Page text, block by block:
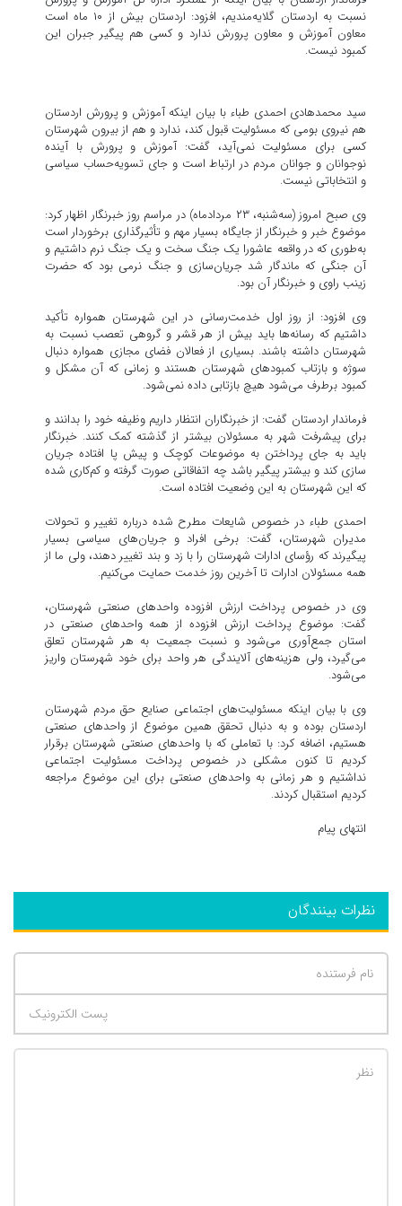
نسبت به اردستان گلایه‌مندیم، افزود: اردستان بیش از ۱۰ ماه است
معاون آموزش و معاون پرورش ندارد و کسی هم پیگیر جبران این
کمبود نیست.
سید محمدهادی احمدی طباء با بیان اینکه آموزش و پرورش اردستان
هم نیروی بومی که مسئولیت قبول کند، ندارد و هم از بیرون شهرستان
کسی برای مسئولیت نمی‌آید، گفت: آموزش و پرورش با آینده
نوجوانان و جوانان مردم در ارتباط است و جای تسویه‌حساب سیاسی
و انتخاباتی نیست.
وی صبح امروز (سه‌شنبه، ۲۳ مردادماه) در مراسم روز خبرنگار اظهار کرد:
موضوع خبر و خبرنگار از جایگاه بسیار مهم و تأثیرگذاری برخوردار است
به‌طوری که در واقعه عاشورا یک جنگ سخت و یک جنگ نرم داشتیم و
آن جنگی که ماندگار شد جریان‌سازی و جنگ نرمی بود که حضرت
زینب راوی و خبرنگار آن بود.
وی افزود: از روز اول خدمت‌رسانی در این شهرستان همواره تأکید
داشتیم که رسانه‌ها باید بیش از هر قشر و گروهی تعصب نسبت به
شهرستان داشته باشند. بسیاری از فعالان فضای مجازی همواره دنبال
سوژه و بازتاب کمبودهای شهرستان هستند و زمانی که آن مشکل و
کمبود برطرف می‌شود هیچ بازتابی داده نمی‌شود.
فرماندار اردستان گفت: از خبرنگاران انتظار داریم وظیفه خود را بدانند و
برای پیشرفت شهر به مسئولان بیشتر از گذشته کمک کنند. خبرنگار
باید به جای پرداختن به موضوعات کوچک و پیش پا افتاده جریان
سازی کند و بیشتر پیگیر باشد چه اتفاقاتی صورت گرفته و کم‌کاری شده
که این شهرستان به این وضعیت افتاده است.
احمدی طباء در خصوص شایعات مطرح شده درباره تغییر و تحولات
مدیران شهرستان، گفت: برخی افراد و جریان‌های سیاسی بسیار
پیگیرند که رؤسای ادارات شهرستان را با زد و بند تغییر دهند، ولی ما از
همه مسئولان ادارات تا آخرین روز خدمت حمایت می‌کنیم.
وی در خصوص پرداخت ارزش افزوده واحدهای صنعتی شهرستان،
گفت: موضوع پرداخت ارزش افزوده از همه واحدهای صنعتی در
استان جمع‌آوری می‌شود و نسبت جمعیت به هر شهرستان تعلق
می‌گیرد، ولی هزینه‌های آلایندگی هر واحد برای خود شهرستان واریز
می‌شود.
وی با بیان اینکه مسئولیت‌های اجتماعی صنایع حق مردم شهرستان
اردستان بوده و به دنبال تحقق همین موضوع از واحدهای صنعتی
هستیم، اضافه کرد: با تعاملی که با واحدهای صنعتی شهرستان برقرار
کردیم تا کنون مشکلی در خصوص پرداخت مسئولیت اجتماعی
نداشتیم و هر زمانی به واحدهای صنعتی برای این موضوع مراجعه
کردیم استقبال کردند.
انتهای پیام
نظرات بینندگان